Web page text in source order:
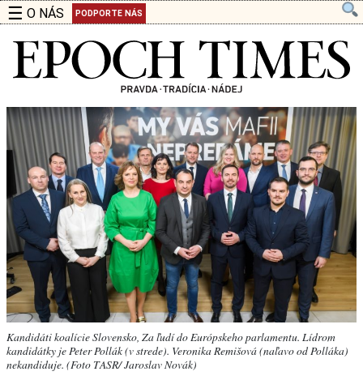
☰ O NÁS PODPORTE NÁS
Kandidáti koalície Slovensko, Za ľudí do Európskeho parlamentu. Lídrom
kandidátky je Peter Pollák (v strede). Veronika Remišová (naľavo od Polláka)
nekandiduje. (Foto TASR/ Jaroslav Novák)